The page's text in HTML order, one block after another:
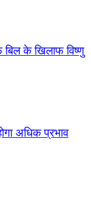
बिल के खिलाफ विष्णु
अधिक प्रभाव